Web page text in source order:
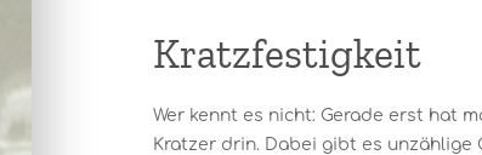
Kratzfestigkeit
Wer kennt es nicht: Gerade erst hat
Kratzer drin. Dabei gibt es